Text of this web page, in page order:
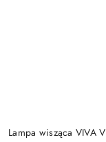
Lampa wisząca VIVA